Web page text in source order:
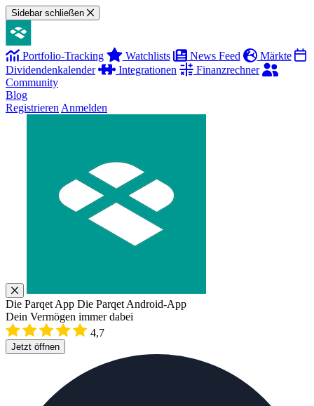
Sidebar schließen
Portfolio-Tracking Watchlists News Feed
Märkte
Dividendenkalender
Integrationen
Finanzrechner
Community
Blog
Registrieren Anmelden
Die Parqet App Die Parqet Android-App
Dein Vermögen immer dabei
4,7
Jetzt öffnen